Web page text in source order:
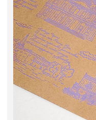
Фоамиран
Игрушки мягкие
Изделия из металла
Свечи
Сухоцветы